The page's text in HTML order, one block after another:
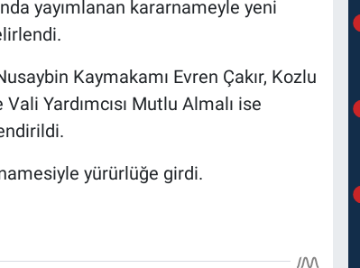
yayımlanan kararnameyle yeni
Kaymakamı Evren Çakır, Kozlu
Yardımcısı Mutlu Almalı ise
yürürlüğe girdi.